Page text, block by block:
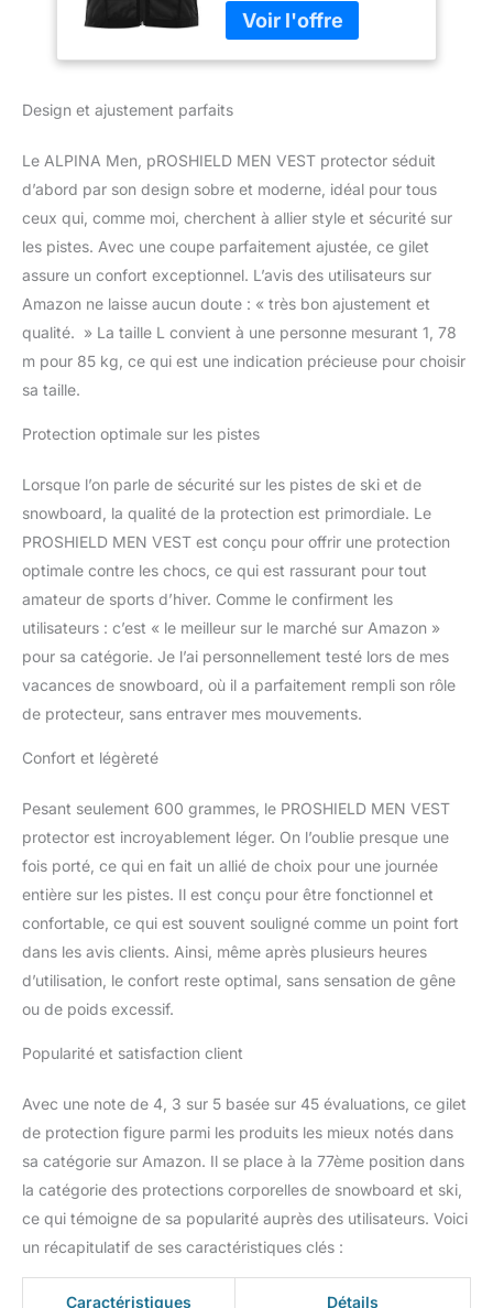
respirante Protection
complémentaire grâce à
la couverture des os
antichoc latérale Parfait
optimale grâce au
harnais abdominal
Design et ajustement parfaits
Le ALPINA Men, pROSHIELD MEN VEST protector séduit
d’abord par son design sobre et moderne, idéal pour tous
ceux qui, comme moi, cherchent à allier style et sécurité sur
les pistes. Avec une coupe parfaitement ajustée, ce gilet
assure un confort exceptionnel. L’avis des utilisateurs sur
Amazon ne laisse aucun doute : « très bon ajustement et
qualité. » La taille L convient à une personne mesurant 1, 78
m pour 85 kg, ce qui est une indication précieuse pour choisir
sa taille.
Protection optimale sur les pistes
Lorsque l’on parle de sécurité sur les pistes de ski et de
snowboard, la qualité de la protection est primordiale. Le
PROSHIELD MEN VEST est conçu pour offrir une protection
optimale contre les chocs, ce qui est rassurant pour tout
amateur de sports d’hiver. Comme le confirment les
utilisateurs : c’est « le meilleur sur le marché sur Amazon »
pour sa catégorie. Je l’ai personnellement testé lors de mes
vacances de snowboard, où il a parfaitement rempli son rôle
de protecteur, sans entraver mes mouvements.
Confort et légèreté
Pesant seulement 600 grammes, le PROSHIELD MEN VEST
protector est incroyablement léger. On l’oublie presque une
fois porté, ce qui en fait un allié de choix pour une journée
entière sur les pistes. Il est conçu pour être fonctionnel et
confortable, ce qui est souvent souligné comme un point fort
dans les avis clients. Ainsi, même après plusieurs heures
d’utilisation, le confort reste optimal, sans sensation de gêne
ou de poids excessif.
Popularité et satisfaction client
Avec une note de 4, 3 sur 5 basée sur 45 évaluations, ce gilet
de protection figure parmi les produits les mieux notés dans
sa catégorie sur Amazon. Il se place à la 77ème position dans
la catégorie des protections corporelles de snowboard et ski,
ce qui témoigne de sa popularité auprès des utilisateurs. Voici
un récapitulatif de ses caractéristiques clés :
Caractéristiques Détails